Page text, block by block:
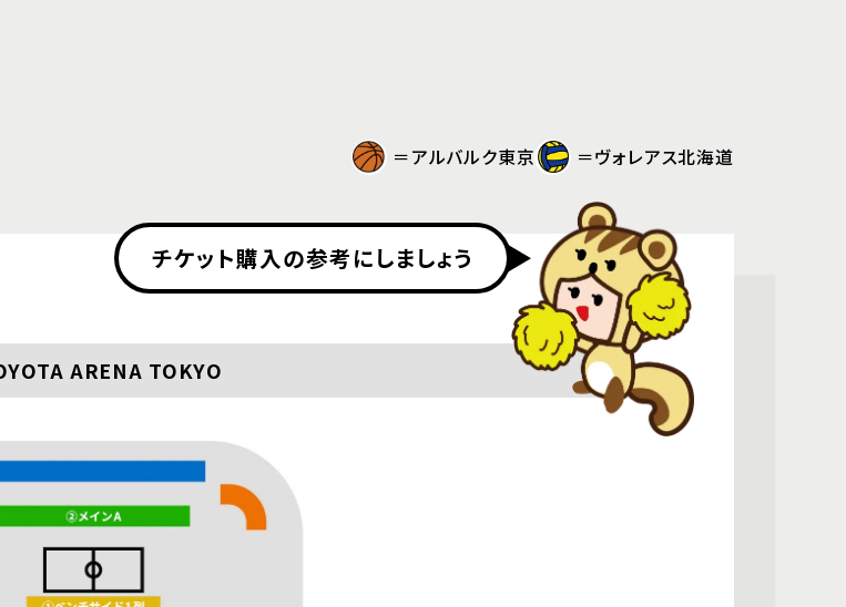
＝アルバルク東京 ＝ヴォレアス北海道
チケット購入の参考にしましょう
ARENA TOKYO